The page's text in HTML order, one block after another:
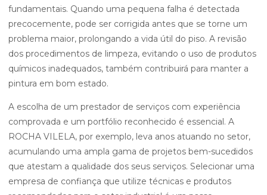
fundamentais. Quando uma pequena falha é detectada
precocemente, pode ser corrigida antes que se torne um
problema maior, prolongando a vida útil do piso. A revisão
dos procedimentos de limpeza, evitando o uso de produtos
químicos inadequados, também contribuirá para manter a
pintura em bom estado.
A escolha de um prestador de serviços com experiência
comprovada e um portfólio reconhecido é essencial. A
ROCHA VILELA, por exemplo, leva anos atuando no setor,
acumulando uma ampla gama de projetos bem-sucedidos
que atestam a qualidade dos seus serviços. Selecionar uma
empresa de confiança que utilize técnicas e produtos